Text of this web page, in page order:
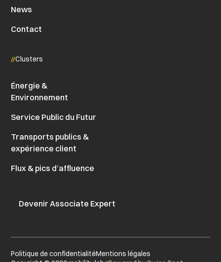
News
Contact
Clusters
Énergie &
Environnement
Service Public du Futur
Transports publics &
expérience client
Flux & pics d’affluence
Devenir Associate Expert
Politique de confidentialitéMentions légales